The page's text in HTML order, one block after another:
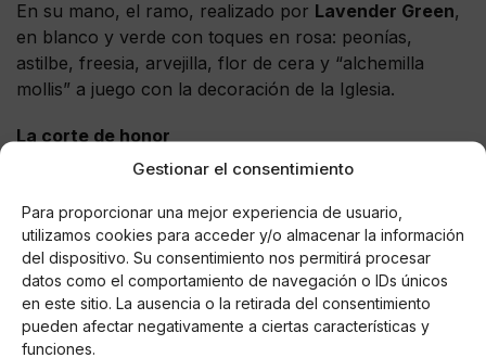
Gestionar el consentimiento
Para proporcionar una mejor experiencia de usuario,
utilizamos cookies para acceder y/o almacenar la información
del dispositivo. Su consentimiento nos permitirá procesar
datos como el comportamiento de navegación o IDs únicos
en este sitio. La ausencia o la retirada del consentimiento
pueden afectar negativamente a ciertas características y
funciones.
En su mano, el ramo, realizado por Lavender Green,
en blanco y verde con toques en rosa: peonías,
astilbe, freesia, arvejilla, flor de cera y “alchemilla
mollis” a juego con la decoración de la Iglesia.
La corte de honor
la asistencia de los pequeños,cuatro damas de honor
y cuatro pajes, entre ellos el príncipe George y la
princesa Charlotte, hijos del príncipe Guillermo de
Inglaterra y Kate Middleton. Iban vestidos con moda
española de Pepa & Co. Ocho conjuntos que se
hicieron en España, aunque con tejido inglés.